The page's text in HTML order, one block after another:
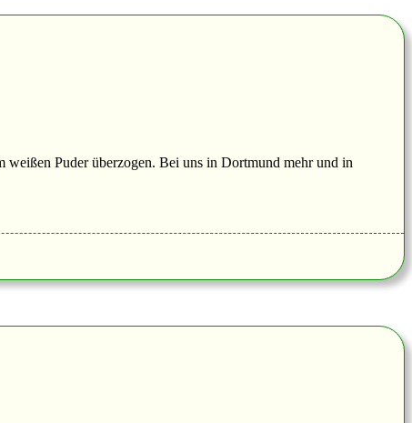
Puder überzogen. Bei uns in Dortmund mehr und in